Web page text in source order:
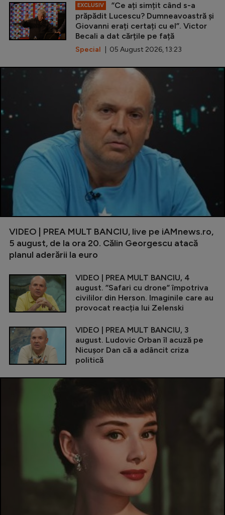
EXCLUSIV
”Ce ați simțit când s-a
prăpădit Lucescu? Dumneavoastră și
Giovanni erați certați cu el”. Victor
Becali a dat cărțile pe față
Special | 05 August 2026, 13:23
VIDEO | PREA MULT BANCIU, live pe iAMnews.ro,
5 august, de la ora 20. Călin Georgescu atacă
planul aderării la euro
VIDEO | PREA MULT BANCIU, 4
august. ”Safari cu drone” împotriva
civililor din Herson. Imaginile care au
provocat reacția lui Zelenski
VIDEO | PREA MULT BANCIU, 3
august. Ludovic Orban îl acuză pe
Nicușor Dan că a adâncit criza
politică